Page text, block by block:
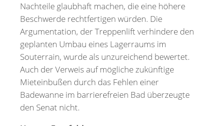
Nachteile glaubhaft machen, die eine höhere
Beschwerde rechtfertigen würden. Die
Argumentation, der Treppenlift verhindere den
geplanten Umbau eines Lagerraums im
Souterrain, wurde als unzureichend bewertet.
Auch der Verweis auf mögliche zukünftige
Mieteinbußen durch das Fehlen einer
Badewanne im barrierefreien Bad überzeugte
den Senat nicht.